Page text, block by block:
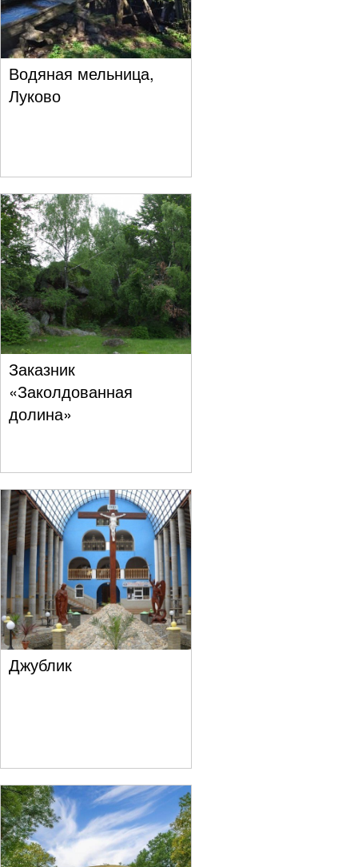
Водяная мельница,
Луково
Заказник
«Заколдованная
долина»
Джублик